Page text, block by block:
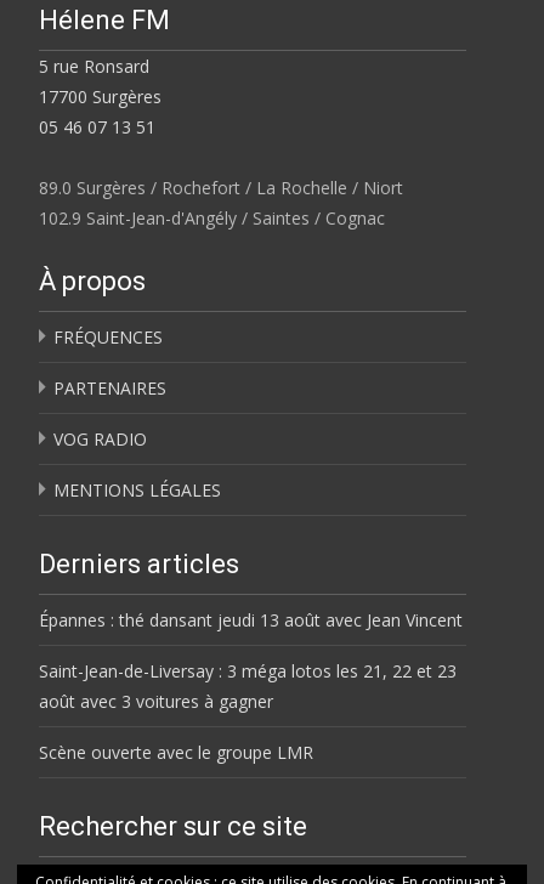
Hélene FM
5 rue Ronsard
17700 Surgères
05 46 07 13 51
89.0 Surgères / Rochefort / La Rochelle / Niort
102.9 Saint-Jean-d'Angély / Saintes / Cognac
À propos
FRÉQUENCES
PARTENAIRES
VOG RADIO
MENTIONS LÉGALES
Derniers articles
Épannes : thé dansant jeudi 13 août avec Jean Vincent
Saint-Jean-de-Liversay : 3 méga lotos les 21, 22 et 23
août avec 3 voitures à gagner
Scène ouverte avec le groupe LMR
Rechercher sur ce site
Rechercher